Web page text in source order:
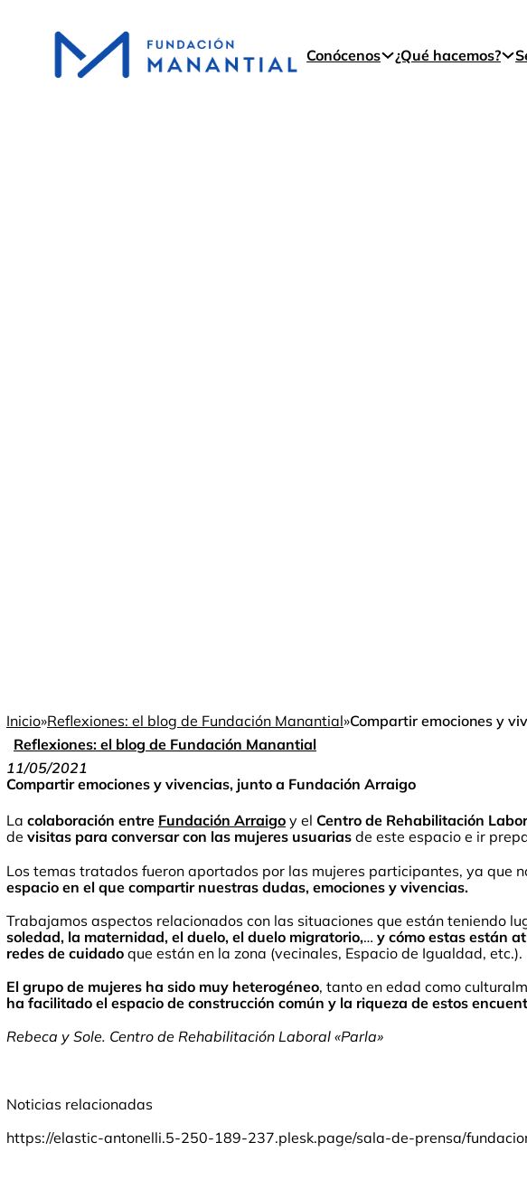
Conócenos ¿Qué hacemos?
Inicio»Reflexiones: el blog de Fundación Manantial»Compartir emociones y
Reflexiones: el blog de Fundación Manantial
11/05/2021
Compartir emociones y vivencias, junto a Fundación Arraigo
La colaboración entre Fundación Arraigo y el Centro de Rehabilitación
de visitas para conversar con las mujeres usuarias de este espacio e ir
Los temas tratados fueron aportados por las mujeres participantes, ya que
espacio en el que compartir nuestras dudas, emociones y vivencias.
Trabajamos aspectos relacionados con las situaciones que están teniendo
soledad, la maternidad, el duelo, el duelo migratorio,… y cómo estas están
redes de cuidado que están en la zona (vecinales, Espacio de Igualdad, etc.).
El grupo de mujeres ha sido muy heterogéneo, tanto en edad como
ha facilitado el espacio de construcción común y la riqueza de estos
Rebeca y Sole. Centro de Rehabilitación Laboral «Parla»
Noticias relacionadas
https://elastic-antonelli.5-250-189-237.plesk.page/sala-de-prensa/